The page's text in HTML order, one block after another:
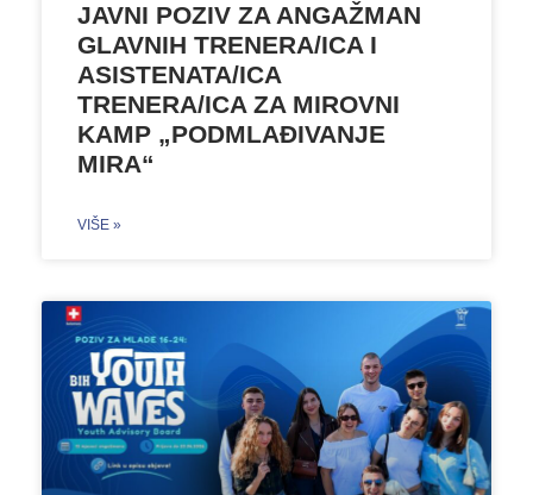
JAVNI POZIV ZA ANGAŽMAN
GLAVNIH TRENERA/ICA I
ASISTENATA/ICA
TRENERA/ICA ZA MIROVNI
KAMP „PODMLAĐIVANJE
MIRA“
VIŠE »